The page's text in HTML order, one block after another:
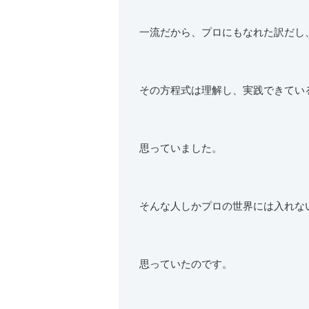
一流だから、プロにもなれた訳だし、
その方程式は理解し、実践できてい
思っていました。
そんな人しかプロの世界には入れな
思っていたのです。